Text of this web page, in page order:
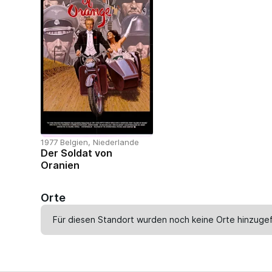
1977 Belgien, Niederlande
Der Soldat von
Oranien
Orte
Für diesen Standort wurden noch keine Orte